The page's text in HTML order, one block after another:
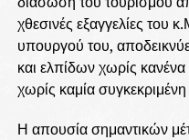
χθεσινές εξαγγελίες του
υπουργού του,
και ελπίδων χωρίς
χωρίς καμία
Η απουσία σημαντικών